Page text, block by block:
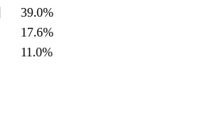
39.0%
17.6%
11.0%